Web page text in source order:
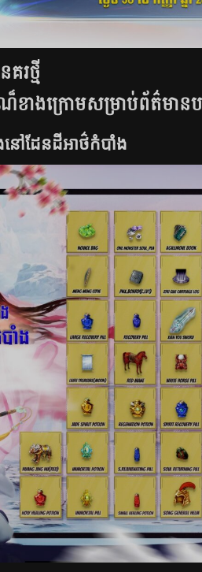
រ​ថ្មី​
ខាងក្រោមសម្រាប់ព័ត៌មានប
នៅដែនដីអាថ៌កំបាំង